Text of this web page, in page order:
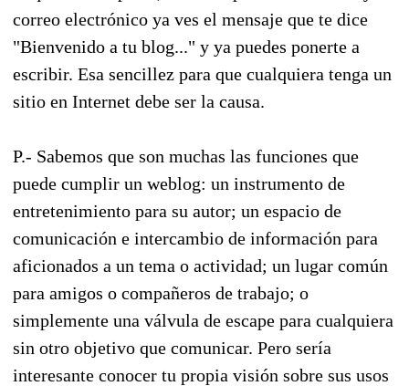
correo electrónico ya ves el mensaje que te dice
"Bienvenido a tu blog..." y ya puedes ponerte a
escribir. Esa sencillez para que cualquiera tenga un
sitio en Internet debe ser la causa.
P.- Sabemos que son muchas las funciones que
puede cumplir un weblog: un instrumento de
entretenimiento para su autor; un espacio de
comunicación e intercambio de información para
aficionados a un tema o actividad; un lugar común
para amigos o compañeros de trabajo; o
simplemente una válvula de escape para cualquiera
sin otro objetivo que comunicar. Pero sería
interesante conocer tu propia visión sobre sus usos